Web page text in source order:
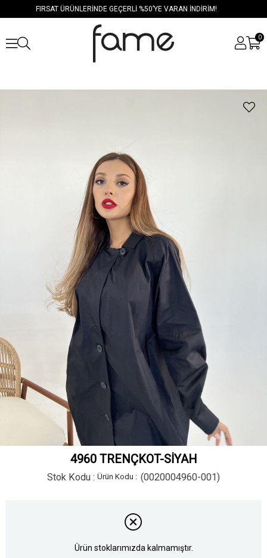
FIRSAT ÜRÜNLERİNDE GEÇERLİ %50’YE VARAN İNDİRİM!
0
4960 TRENÇKOT-SİYAH
Stok Kodu (0020004960-001)
Ürün stoklarımızda kalmamıştır.